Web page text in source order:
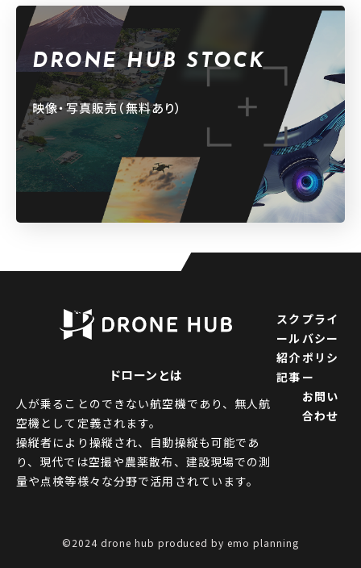
DRONE HUB STOCK
映像・写真販売（無料あり）
ドローンとは
人が乗ることのできない航空機であり、無人航
空機として定義されます。
操縦者により操縦され、自動操縦も可能であ
り、現代では空撮や農薬散布、建設現場での測
量や点検等様々な分野で活用されています。
スク
ール
紹介
記事
プライ
バシー
ポリシ
ー
お問い
合わせ
©2024 drone hub produced by emo planning